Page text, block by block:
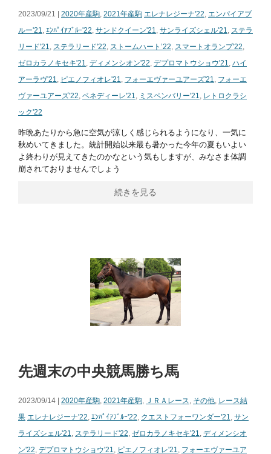
2023/09/21 | 2020年産駒 2021年産駒 エレナレジーナ'22 エンパイアブ
ルー'21
ｴﾝﾊﾟｲｱﾌﾞﾙｰ'22 サンドクイーン'21 サンライズシェル'21
ステラ
リード'21
ステラリード'22 ストームハート’22 スマートオランプ'22
ゼロカラノキセキ'21
ディメンシオン'22 デプロマトウショウ'21
ハイ
アーラヴ'21
ピエノフィオレ'21 フォーエヴァーユアーズ'21
フォーエ
ヴァーユアーズ'22 ベネディーレ'21 ミスペンバリー'21
レトロクラシ
ック'22
昨晩あたりから急に空気が涼しく感じられるようになり、一気に
秋めいてきました。統計開始以来最も暑かった今年の夏もいよい
よ終わりが見えてきたのかなという気もしますが、みなさま体調
崩されておりませんでしょう
続きを見る
先週末の中央競馬勝ち馬
2023/09/14 | 2020年産駒, 2021年産駒, ＪＲＡレース, その他, レース結
果 エレナレジーナ'22, ｴﾝﾊﾟｲｱﾌﾞﾙｰ'22, クエストフォーワンダー'21, サン
ライズシェル'21, ステラリード'22, ゼロカラノキセキ'21, ディメンシオ
ン'22, デプロマトウショウ'21, ピエノフィオレ'21, フォーエヴァーユア